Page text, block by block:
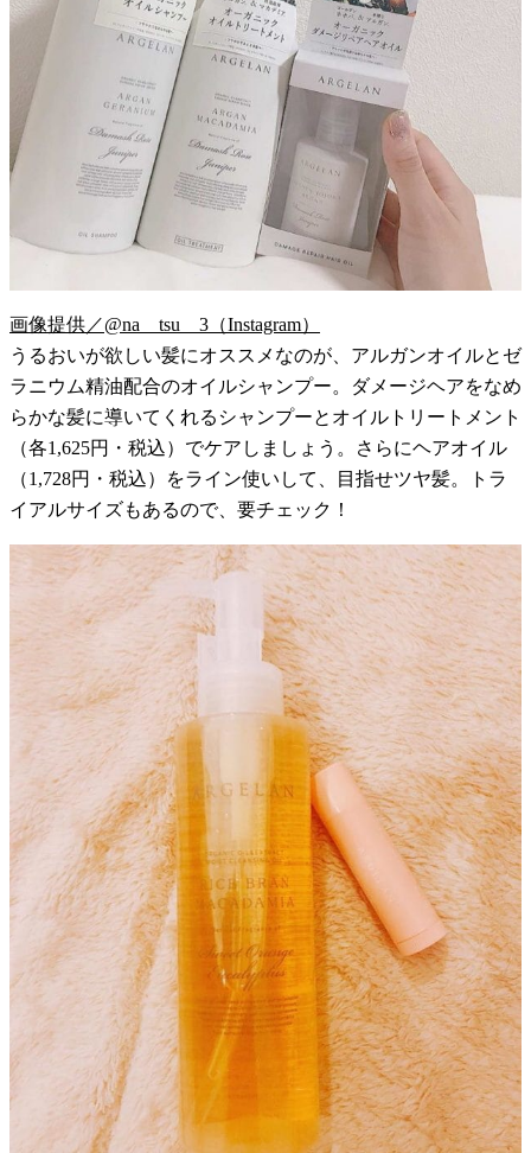
画像提供／@na__tsu__3（Instagram）
うるおいが欲しい髪にオススメなのが、アルガンオイルとゼ
ラニウム精油配合のオイルシャンプー。ダメージヘアをなめ
らかな髪に導いてくれるシャンプーとオイルトリートメント
（各1,625円・税込）でケアしましょう。さらにヘアオイル
（1,728円・税込）をライン使いして、目指せツヤ髪。トラ
イアルサイズもあるので、要チェック！